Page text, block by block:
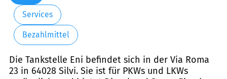
Services
Bezahlmittel
Die Tankstelle Eni befindet sich in der Via Roma
23 in 64028 Silvi. Sie ist für PKWs und LKWs